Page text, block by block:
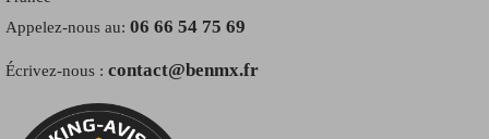
Appelez-nous au: 06 66 54 75 69
Écrivez-nous : contact@benmx.fr